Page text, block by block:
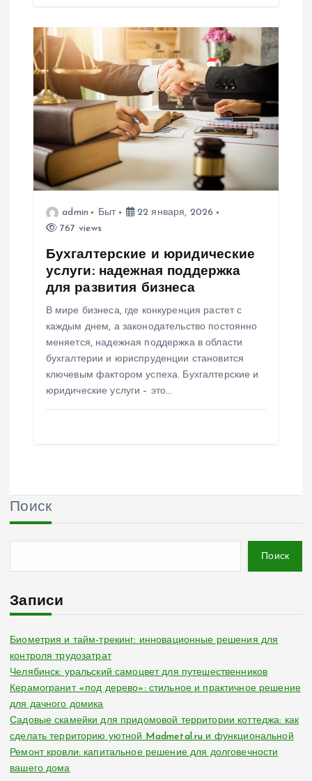
admin Быт
22 января, 2026
767 views
Бухгалтерские и юридические
услуги: надежная поддержка
для развития бизнеса
В мире бизнеса, где конкуренция растет с
каждым днем, а законодательство постоянно
меняется, надежная поддержка в области
бухгалтерии и юриспруденции становится
ключевым фактором успеха. Бухгалтерские и
юридические услуги – это…
Поиск
Поиск
Записи
Биометрия и тайм-трекинг: инновационные решения для
контроля трудозатрат
Челябинск: уральский самоцвет для путешественников
Керамогранит «под дерево»: стильное и практичное решение
для дачного домика
Садовые скамейки для придомовой территории коттеджа: как
сделать территорию уютной Madmetal.ru и функциональной
Ремонт кровли: капитальное решение для долговечности
вашего дома